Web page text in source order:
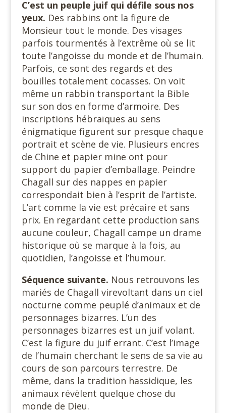
C’est un peuple juif qui défile sous nos
yeux. Des rabbins ont la figure de
Monsieur tout le monde. Des visages
parfois tourmentés à l’extrême où se lit
toute l’angoisse du monde et de l’humain.
Parfois, ce sont des regards et des
bouilles totalement cocasses. On voit
même un rabbin transportant la Bible
sur son dos en forme d’armoire. Des
inscriptions hébraïques au sens
énigmatique figurent sur presque chaque
portrait et scène de vie. Plusieurs encres
de Chine et papier mine ont pour
support du papier d’emballage. Peindre
Chagall sur des nappes en papier
correspondait bien à l’esprit de l’artiste.
L’art comme la vie est précaire et sans
prix. En regardant cette production sans
aucune couleur, Chagall campe un drame
historique où se marque à la fois, au
quotidien, l’angoisse et l’humour.
Séquence suivante. Nous retrouvons les
mariés de Chagall virevoltant dans un ciel
nocturne comme peuplé d’animaux et de
personnages bizarres. L’un des
personnages bizarres est un juif volant.
C’est la figure du juif errant. C’est l’image
de l’humain cherchant le sens de sa vie au
cours de son parcours terrestre. De
même, dans la tradition hassidique, les
animaux révèlent quelque chose du
monde de Dieu.